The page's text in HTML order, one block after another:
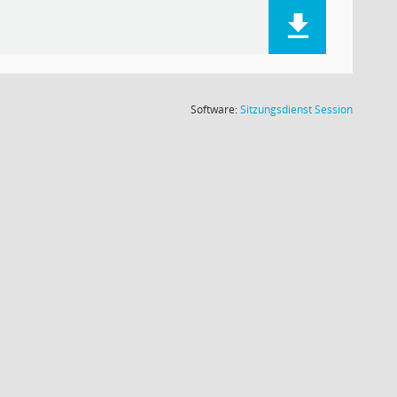
Software:SitzungsdienstSession(Wird in